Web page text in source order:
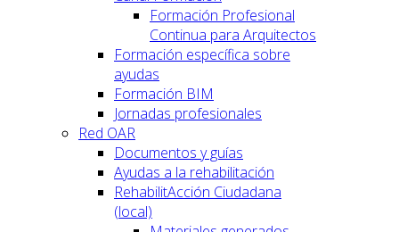
Formación Profesional
Continua para Arquitectos
Formación específica sobre
ayudas
Formación BIM
Jornadas profesionales
Red OAR
Documentos y guías
Ayudas a la rehabilitación
RehabilitAcción Ciudadana
(local)